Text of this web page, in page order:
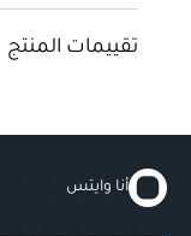
تقييمات المنتج
أنا وايتس